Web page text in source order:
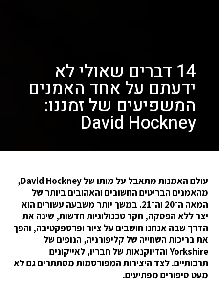
14 דברים שאולי לא
ידעתם על אחד האמנים
המשפיעים של זמננו:
David Hockney
עולם האמנות מתאבל על מותו של David Hockney,
מהאמנים הבריטים החשובים והאהובים ביותר של
המאה ה־20 וה־21. במשך יותר משבעה עשורים הוא
יצר ללא הפסקה, חקר טכנולוגיות חדשות, שינה את
הדרך שבה אנחנו חושבים על ציור ופרספקטיבה, והפך
את בריכות השחייה של קליפורניה, הנופים של
Yorkshire והדיוקנאות של חבריו, לאייקונים
תרבותיים. לצד היצירות המפורסמות מסתתרים גם לא
מעט סיפורים מפתיעים.